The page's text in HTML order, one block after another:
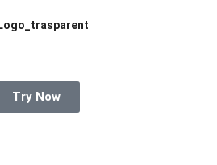
Try Now